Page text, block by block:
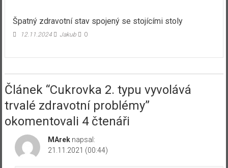
Špatný zdravotní stav spojený se stojícími stoly
12.11.2024 Jakub 0
Článek “Cukrovka 2. typu vyvolává
trvalé zdravotní problémy”
okomentovali 4 čtenáři
MArek napsal:
21.11.2021 (00:44)